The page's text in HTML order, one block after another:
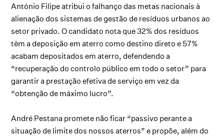
António Filipe atribui o falhanço das metas nacionais à
alienação dos sistemas de gestão de resíduos urbanos ao
setor privado. O candidato nota que 32% dos resíduos
têm a deposição em aterro como destino direto e 57%
acabam depositados em aterro, defendendo a
“recuperação do controlo público em todo o setor” para
garantir a prestação efetiva de serviço em vez da
“obtenção de máximo lucro”.
André Pestana promete não ficar “passivo perante a
situação de limite dos nossos aterros” e propõe, além do